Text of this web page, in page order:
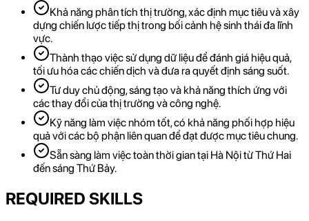
Khả năng phân tích thị trường, xác định mục tiêu và xây
dựng chiến lược tiếp thị trong bối cảnh hệ sinh thái đa lĩnh
vực.
Thành thạo việc sử dụng dữ liệu để đánh giá hiệu quả,
tối ưu hóa các chiến dịch và đưa ra quyết định sáng suốt.
Tư duy chủ động, sáng tạo và khả năng thích ứng với
các thay đổi của thị trường và công nghệ.
Kỹ năng làm việc nhóm tốt, có khả năng phối hợp hiệu
quả với các bộ phận liên quan để đạt được mục tiêu chung.
Sẵn sàng làm việc toàn thời gian tại Hà Nội từ Thứ Hai
đến sáng Thứ Bảy.
REQUIRED SKILLS